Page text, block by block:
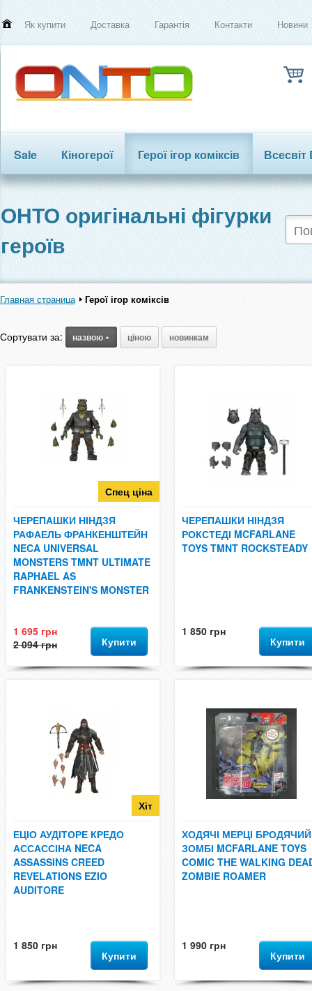
Як купити Доставка Гарантія Контакти Новини
Sale Кіногерої Герої ігор коміксів Всесвіт
Трансформери
ОНТО оригінальні фігурки
героїв
Главная страница Герої ігор коміксів
Сортувати за: назвою ціною новинкам
ЧЕРЕПАШКИ НІНДЗЯ
РАФАЕЛЬ ФРАНКЕНШТЕЙН
NECA UNIVERSAL
MONSTERS TMNT ULTIMATE
RAPHAEL AS
FRANKENSTEIN'S MONSTER
1 695 грн
2 094 грн
Купити
Спец ціна
ЧЕРЕПАШКИ НІНДЗЯ
РОКСТЕДІ MCFARLANE
TOYS TMNT ROCKSTEADY
1 850 грн
Купити
ЕЦІО АУДІТОРЕ КРЕДО
АССАССІНА NECA
ASSASSINS CREED
REVELATIONS EZIO
AUDITORE
1 850 грн
Купити
Хіт
ХОДЯЧІ МЕРЦІ БРОДЯЧИЙ
ЗОМБІ MCFARLANE TOYS
COMIC THE WALKING
ZOMBIE ROAMER
1 990 грн
Купити